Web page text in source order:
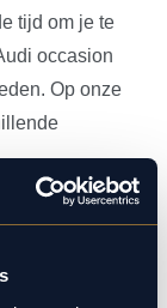
tijd om je te
occasion
Op onze
dan kun je
onze